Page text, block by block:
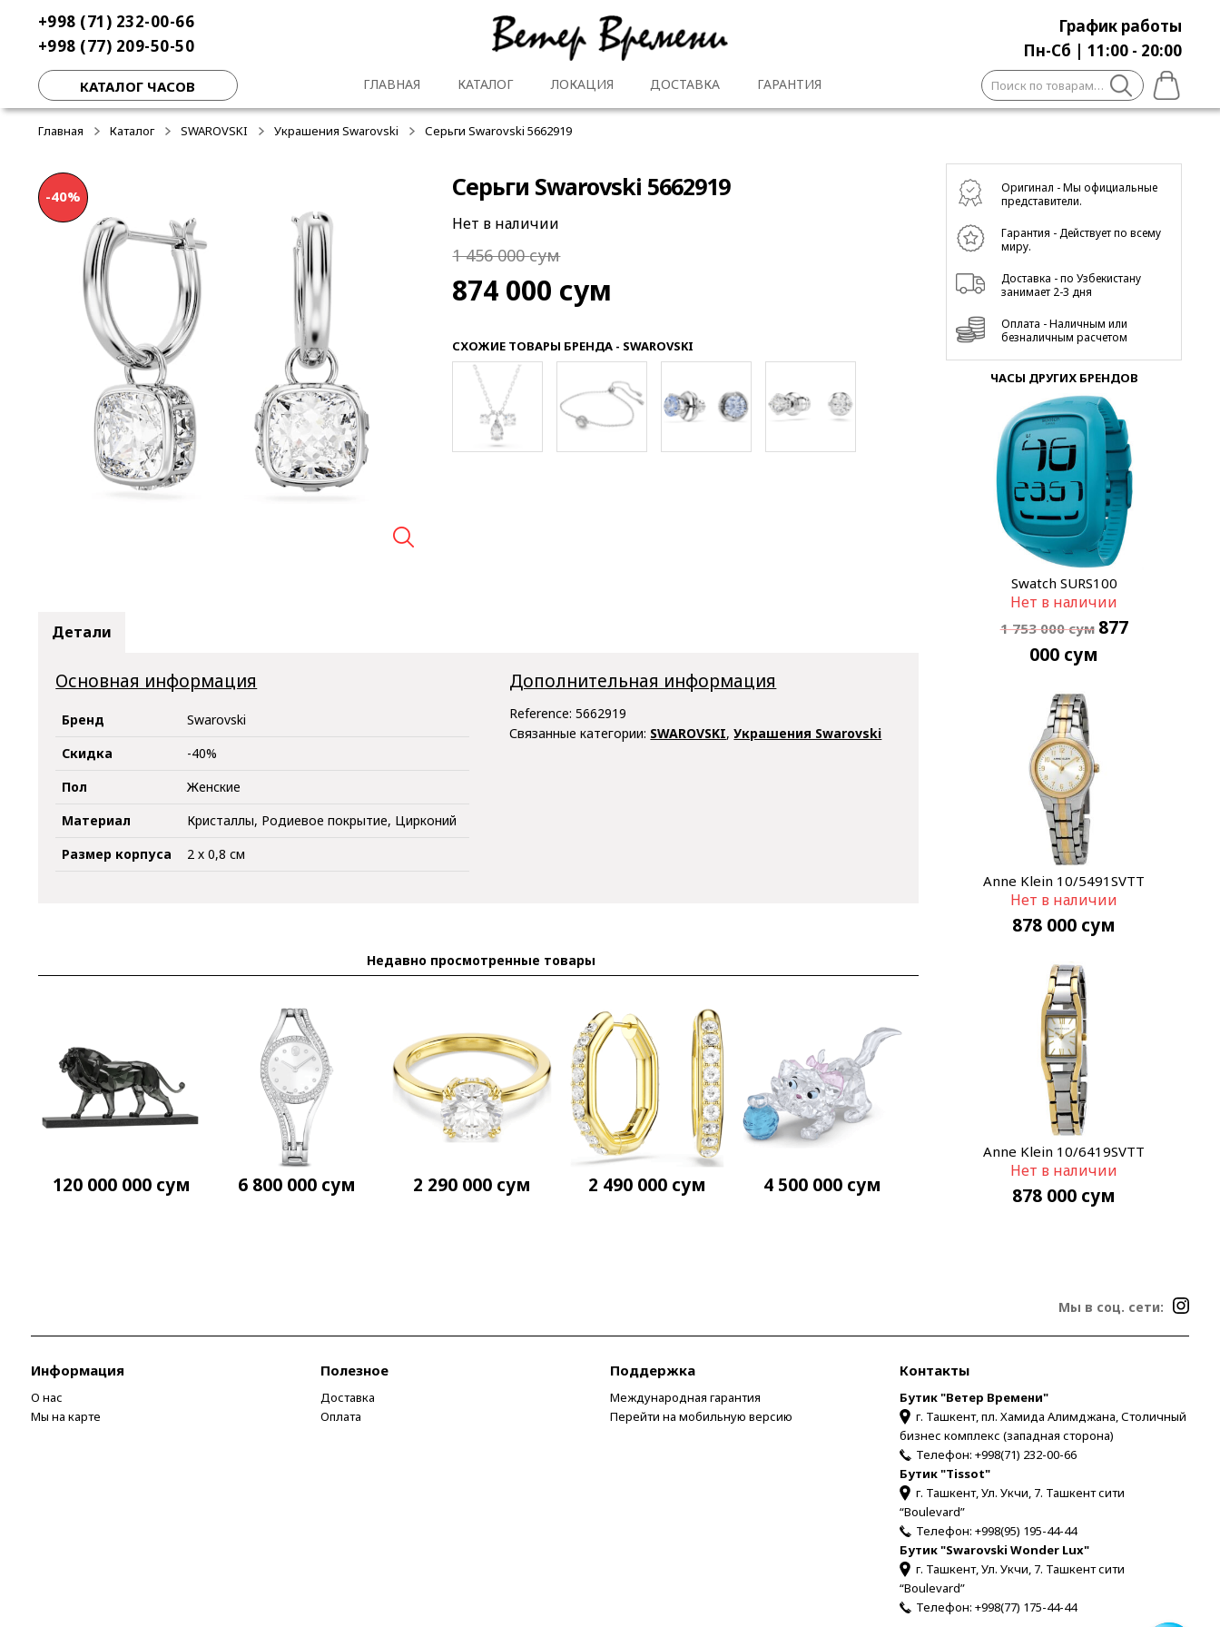
навигации
содержимому
+998 (71) 232-00-66
+998 (77) 209-50-50
График работы
Пн-Сб | 11:00 - 20:00
КАТАЛОГ ЧАСОВ ГЛАВНАЯ КАТАЛОГ ЛОКАЦИЯ ДОСТАВКА ГАРАНТИЯ Искать:
Главная Каталог SWAROVSKI Украшения Swarovski Серьги Swarovski 5662919
-40% Серьги Swarovski 5662919
Нет в наличии
1 456 000сум
874 000 сум
СХОЖИЕ ТОВАРЫ БРЕНДА - SWAROVSKI
Детали
Основная информация
Бренд
Swarovski
Скидка
-40%
Пол
Женские
Материал
Кристаллы, Родиевое покрытие, Цирконий
Размер корпуса
2 х 0,8 см
Дополнительная информация
Reference:5662919
Связанные категории: SWAROVSKI,Украшения Swarovski
Недавно просмотренные товары
120 000 000 сум 6 800 000 сум 2 290 000 сум 2 490 000 сум 4 500 000 сум
Оригинал - Мы официальные
представители.
Гарантия - Действует по всему
миру.
Доставка - по Узбекистану
занимает 2-3 дня
Оплата - Наличным или
безналичным расчетом
ЧАСЫ ДРУГИХ БРЕНДОВ
Swatch SURS100
-50%
Нет в наличии
1 753 000сум 877
000 сум
Anne Klein 10/5491SVTT
Нет в наличии
878 000 сум
Anne Klein 10/6419SVTT
Нет в наличии
878 000 сум
Мы в соц. сети:
Информация
О нас
Мы на карте
Полезное
Доставка
Оплата
Поддержка
Международная гарантия
Перейти на мобильную версию
Контакты
Бутик "Ветер Времени"
г. Ташкент, пл. Хамида Алимджана, Столичный
бизнес комплекс (западная сторона)
Телефон: +998(71) 232-00-66
Бутик "Tissot"
г. Ташкент, Ул. Укчи, 7. Ташкент сити
“Boulevard”
Телефон: +998(95) 195-44-44
Бутик "Swarovski Wonder Lux"
г. Ташкент, Ул. Укчи, 7. Ташкент сити
“Boulevard”
Телефон: +998(77) 175-44-44